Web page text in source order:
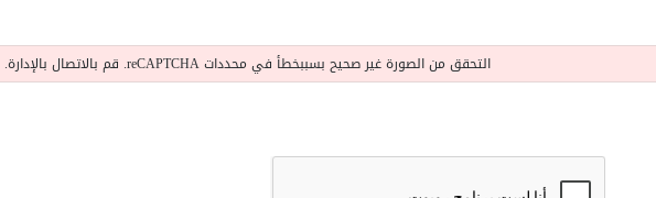
التحقق من الصورة غير صحيح بسببخطأ في محددات reCAPTCHA. قم بالاتصال بالإدارة.